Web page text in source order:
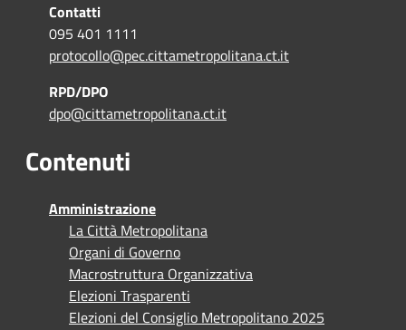
Contatti
095 401 1111
protocollo@pec.cittametropolitana.ct.it
RPD/DPO
dpo@cittametropolitana.ct.it
Contenuti
Amministrazione
La Città Metropolitana
Organi di Governo
Macrostruttura Organizzativa
Elezioni Trasparenti
Elezioni del Consiglio Metropolitano 2025